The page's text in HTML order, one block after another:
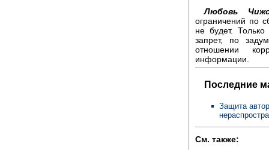
Любовь
ограничений по
не будет.
запрет, по
отношении
информации.
Последние
Защита
См. также: